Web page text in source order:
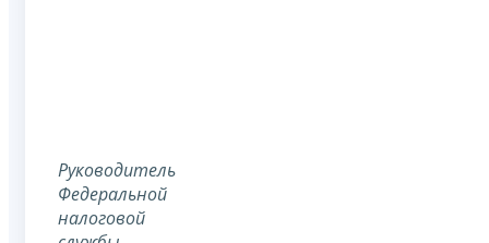
Руководитель
Федеральной
налоговой